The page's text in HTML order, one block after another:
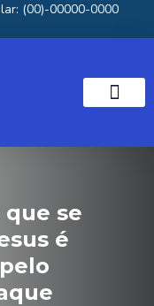
(00)-00000-0000
se
é